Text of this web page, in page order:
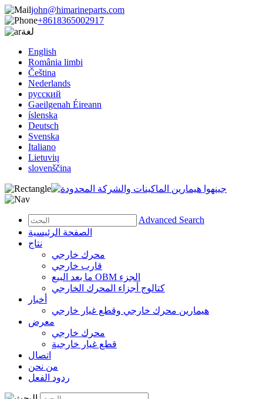
john@himarineparts.com
+8618365002917
لغة
English
România limbi
Čeština
Nederlands
русский
Gaeilgenah Éireann
íslenska
Deutsch
Svenska
Italiano
Lietuvių
slovenščina
Advanced Search
الصفحة الرئيسية
نتاج
محرك خارجي
قارب خارجي
ما بعد البيع OBM الجزء
كتالوج أجزاء المحرك الخارجي
أخبار
هيمارين محرك خارجي وقطع غيار خارجي
معرض
محرك خارجي
قطع غيار خارجية
اتصال
من نحن
ردود الفعل